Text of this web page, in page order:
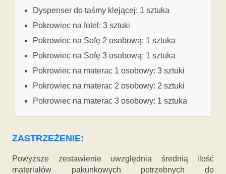
Dyspenser do taśmy klejącej: 1 sztuka
Pokrowiec na fotel: 3 sztuki
Pokrowiec na Sofę 2 osobową: 1 sztuka
Pokrowiec na Sofę 3 osobową: 1 sztuka
Pokrowiec na materac 1 osobowy: 3 sztuki
Pokrowiec na materac 2 osobowy: 2 sztuki
Pokrowiec na materac 3 osobowy: 1 sztuka
ZASTRZEŻENIE:
Powyższe zestawienie uwzględnia średnią ilość
materiałów pakunkowych potrzebnych do